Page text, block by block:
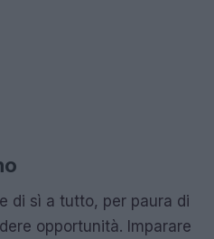
di sì a tutto, per paura di
opportunità. Imparare